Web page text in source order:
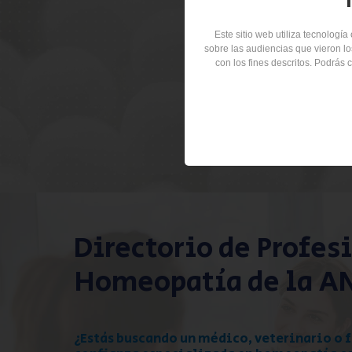
Directorio de
Homeopatía de la
¿Estás buscando un médico, veterinario o
Este sitio web utiliza
sobre las audiencias que vieron
con los fines descritos. Podrás